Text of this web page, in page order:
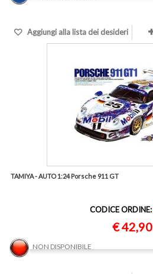
Aggiungi alla lista dei desideri
TAMIYA - AUTO 1:24 Porsche 911 GT
CODICE ORDINE:
€ 42,90
NON DISPONIBILE